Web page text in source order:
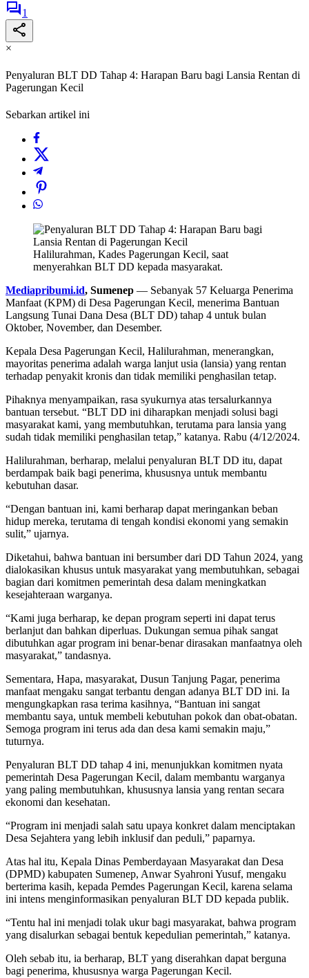
1
×
Penyaluran BLT DD Tahap 4: Harapan Baru bagi Lansia Rentan di
Pagerungan Kecil
Sebarkan artikel ini
Halilurahman, Kades Pagerungan Kecil, saat
menyerahkan BLT DD kepada masyarakat.
Mediapribumi.id, Sumenep — Sebanyak 57 Keluarga Penerima
Manfaat (KPM) di Desa Pagerungan Kecil, menerima Bantuan
Langsung Tunai Dana Desa (BLT DD) tahap 4 untuk bulan
Oktober, November, dan Desember.
Kepala Desa Pagerungan Kecil, Halilurahman, menerangkan,
mayoritas penerima adalah warga lanjut usia (lansia) yang rentan
terhadap penyakit kronis dan tidak memiliki penghasilan tetap.
Pihaknya menyampaikan, rasa syukurnya atas tersalurkannya
bantuan tersebut. “BLT DD ini diharapkan menjadi solusi bagi
masyarakat kami, yang membutuhkan, terutama para lansia yang
sudah tidak memiliki penghasilan tetap,” katanya. Rabu (4/12/2024.
Halilurahman, berharap, melalui penyaluran BLT DD itu, dapat
berdampak baik bagi penerima, khususnya untuk membantu
kebutuhan dasar.
“Dengan bantuan ini, kami berharap dapat meringankan beban
hidup mereka, terutama di tengah kondisi ekonomi yang semakin
sulit,” ujarnya.
Diketahui, bahwa bantuan ini bersumber dari DD Tahun 2024, yang
dialokasikan khusus untuk masyarakat yang membutuhkan, sebagai
bagian dari komitmen pemerintah desa dalam meningkatkan
kesejahteraan warganya.
“Kami juga berharap, ke depan program seperti ini dapat terus
berlanjut dan bahkan diperluas. Dukungan semua pihak sangat
dibutuhkan agar program ini benar-benar dirasakan manfaatnya oleh
masyarakat,” tandasnya.
Sementara, Hapa, masyarakat, Dusun Tanjung Pagar, penerima
manfaat mengaku sangat terbantu dengan adanya BLT DD ini. Ia
mengungkapkan rasa terima kasihnya, “Bantuan ini sangat
membantu saya, untuk membeli kebutuhan pokok dan obat-obatan.
Semoga program ini terus ada dan desa kami semakin maju,”
tuturnya.
Penyaluran BLT DD tahap 4 ini, menunjukkan komitmen nyata
pemerintah Desa Pagerungan Kecil, dalam membantu warganya
yang paling membutuhkan, khususnya lansia yang rentan secara
ekonomi dan kesehatan.
“Program ini menjadi salah satu upaya konkret dalam menciptakan
Desa Sejahtera yang lebih inklusif dan peduli,” paparnya.
Atas hal itu, Kepala Dinas Pemberdayaan Masyarakat dan Desa
(DPMD) kabupaten Sumenep, Anwar Syahroni Yusuf, mengaku
berterima kasih, kepada Pemdes Pagerungan Kecil, karena selama
ini intens menginformasikan penyaluran BLT DD kepada publik.
“Tentu hal ini menjadi tolak ukur bagi masyarakat, bahwa program
yang disalurkan sebagai bentuk kepedulian pemerintah,” katanya.
Oleh sebab itu, ia berharap, BLT yang diserahkan dapat berguna
bagi penerima, khususnya warga Pagerungan Kecil.